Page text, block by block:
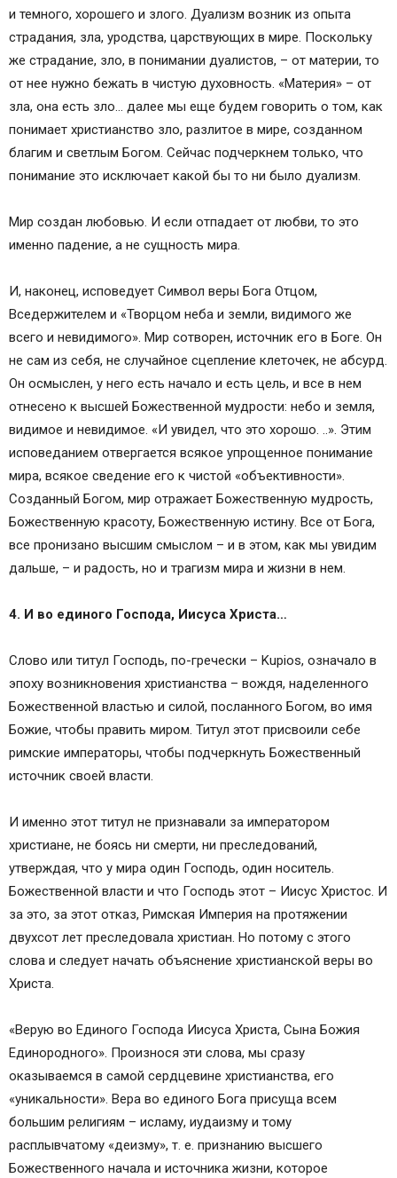
и темного, хорошего и злого. Дуализм возник из опыта
страдания, зла, уродства, царствующих в мире. Поскольку
же страдание, зло, в понимании дуалистов, – от материи, то
от нее нужно бежать в чистую духовность. «Материя» – от
зла, она есть зло… далее мы еще будем говорить о том, как
понимает христианство зло, разлитое в мире, созданном
благим и светлым Богом. Сейчас подчеркнем только, что
понимание это исключает какой бы то ни было дуализм.
Мир создан любовью. И если отпадает от любви, то это
именно падение, а не сущность мира.
И, наконец, исповедует Символ веры Бога Отцом,
Вседержителем и «Творцом неба и земли, видимого же
всего и невидимого». Мир сотворен, источник его в Боге. Он
не сам из себя, не случайное сцепление клеточек, не абсурд.
Он осмыслен, у него есть начало и есть цель, и все в нем
отнесено к высшей Божественной мудрости: небо и земля,
видимое и невидимое. «И увидел, что это хорошо. ..». Этим
исповеданием отвергается всякое упрощенное понимание
мира, всякое сведение его к чистой «объективности».
Созданный Богом, мир отражает Божественную мудрость,
Божественную красоту, Божественную истину. Все от Бога,
все пронизано высшим смыслом – и в этом, как мы увидим
дальше, – и радость, но и трагизм мира и жизни в нем.
4. И во единого Господа, Иисуса Христа…
Слово или титул Господь, по-гречески – Kupios, означало в
эпоху возникновения христианства – вождя, наделенного
Божественной властью и силой, посланного Богом, во имя
Божие, чтобы править миром. Титул этот присвоили себе
римские императоры, чтобы подчеркнуть Божественный
источник своей власти.
И именно этот титул не признавали за императором
христиане, не боясь ни смерти, ни преследований,
утверждая, что у мира один Господь, один носитель.
Божественной власти и что Господь этот – Иисус Христос. И
за это, за этот отказ, Римская Империя на протяжении
двухсот лет преследовала христиан. Но потому с этого
слова и следует начать объяснение христианской веры во
Христа.
«Верую во Единого Господа Иисуса Христа, Сына Божия
Единородного». Произнося эти слова, мы сразу
оказываемся в самой сердцевине христианства, его
«уникальности». Вера во единого Бога присуща всем
большим религиям – исламу, иудаизму и тому
расплывчатому «деизму», т. е. признанию высшего
Божественного начала и источника жизни, которое